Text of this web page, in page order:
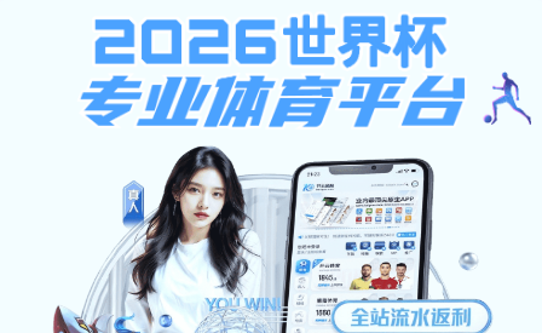
安博体育-安博（中国）
财经首页 安博体育-安博（中国）概况